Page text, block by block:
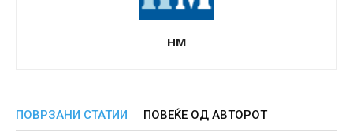
НМ
ПОВРЗАНИ СТАТИИ ПОВЕЌЕ ОД АВТОРОТ